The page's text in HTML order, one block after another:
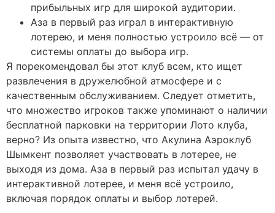
прибыльных игр для широкой аудитории.
Аза в первый раз играл в интерактивную
лотерею, и меня полностью устроило всё — от
системы оплаты до выбора игр.
Я порекомендовал бы этот клуб всем, кто ищет
развлечения в дружелюбной атмосфере и с
качественным обслуживанием. Следует отметить,
что множество игроков также упоминают о наличии
бесплатной парковки на территории Лото клуба,
верно? Из опыта известно, что Акулина Аэроклуб
Шымкент позволяет участвовать в лотерее, не
выходя из дома. Аза в первый раз испытал удачу в
интерактивной лотерее, и меня всё устроило,
включая порядок оплаты и выбор лотерей.